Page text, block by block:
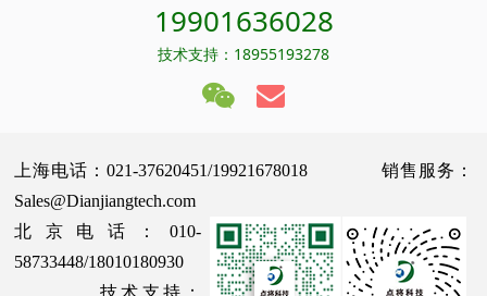
19901636028
技术支持：18955193278
上海电话：021-37620451/19921678018 销售服务：
Sales@Dianjiangtech.com
北京电话：010-
58733448/18010180930
技术支持：